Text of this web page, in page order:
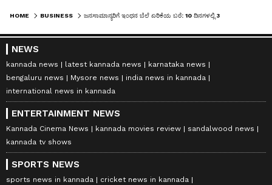
HOME BUSINESS
NEWS
kannada news latest kannada news
karnataka news
bengaluru news
Mysore news
india news in kannada
international news in kannada
ENTERTAINMENT NEWS
Kannada Cinema News kannada movies review
sandalwood news
kannada tv shows
SPORTS NEWS
sports news in kannada
cricket news in kannada